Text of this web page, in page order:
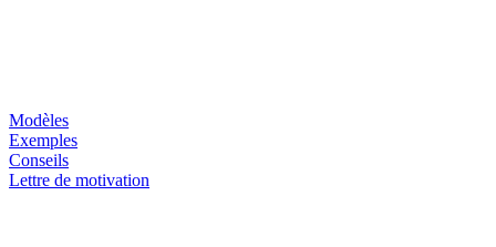
Modèles
Exemples
Conseils
Lettre de motivation